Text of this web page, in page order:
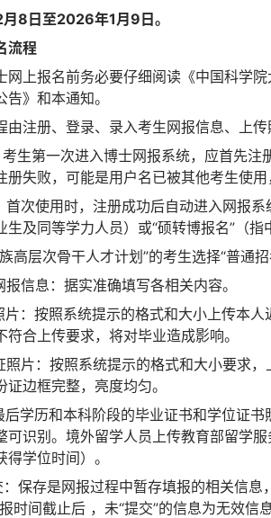
8日至2026年1月9日。
流程
网上报名前务必要仔细阅读《中国科学
》和本通知。
由注册、登录、录入考生网报信息、上
生第一次进入博士网报系统，应首先注
册失败，可能是用户名已被其他考生使用
首次使用时，注册成功后自动进入网报
生及同等学力人员）或“硕转博报名”（指
高层次骨干人才计划”的考生选择“普通
信息：据实准确填写各相关内容。
片：按照系统提示的格式和大小上传本
符合上传要求，将对毕业造成影响。
照片：按照系统提示的格式和大小要求
边框完整，亮度均匀。
后学历和本科阶段的毕业证书和学位证
可识别。境外留学人员上传教育部留学
学位时间）。
保存是网报过程中暂存填报的相关信
时间截止后 ，未“提交”的信息为无效信